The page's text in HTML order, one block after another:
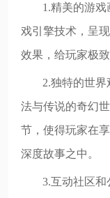
1.精美的游
戏引擎技术，呈
效果，给玩家极致
2.独特的世
法与传说的奇幻
节，使得玩家在
深度故事之中。
3.互动社区